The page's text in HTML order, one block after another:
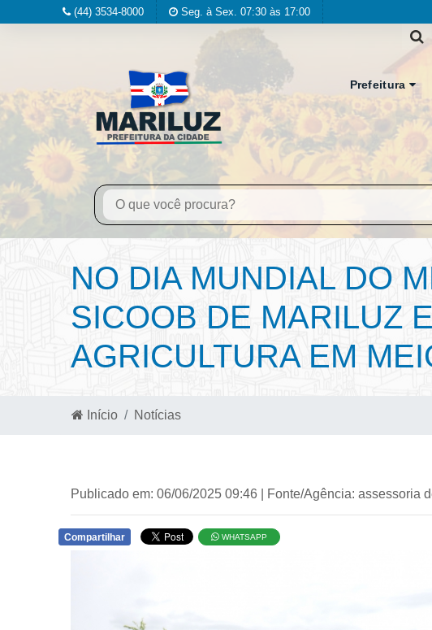
(44) 3534-8000 Seg. à Sex. 07:30 às 17:00
Prefeitura
NO DIA MUNDIAL DO
SICOOB DE MARILUZ
AGRICULTURA EM
Início Notícias
Publicado em: 06/06/2025 09:46 | Fonte/Agência: assessoria
Compartilhar WHATSAPP